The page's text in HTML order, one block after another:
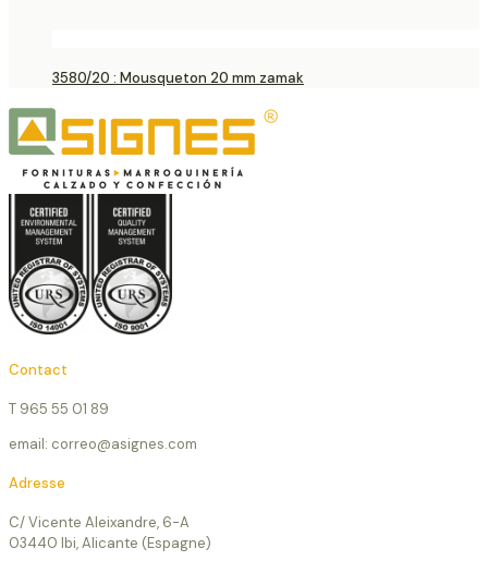
3580/20 : Mousqueton 20 mm zamak
Contact
T 965 55 01 89
email: correo@asignes.com
Adresse
C/ Vicente Aleixandre, 6-A
03440 Ibi, Alicante (Espagne)